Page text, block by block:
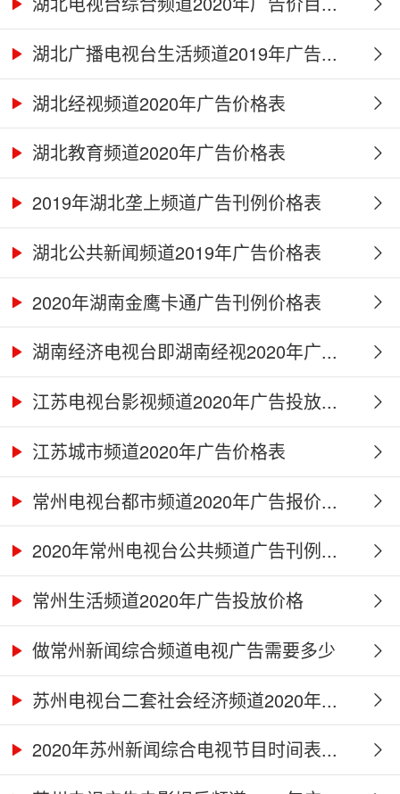
湖北广播电视台生活频道2019年广告...
湖北经视频道2020年广告价格表
湖北教育频道2020年广告价格表
2019年湖北垄上频道广告刊例价格表
湖北公共新闻频道2019年广告价格表
2020年湖南金鹰卡通广告刊例价格表
湖南经济电视台即湖南经视2020年广...
江苏电视台影视频道2020年广告投放...
江苏城市频道2020年广告价格表
常州电视台都市频道2020年广告报价...
2020年常州电视台公共频道广告刊例...
常州生活频道2020年广告投放价格
做常州新闻综合频道电视广告需要多少
钱...苏州电视台二套社会经济频道2020年...
2020年苏州新闻综合电视节目时间表...